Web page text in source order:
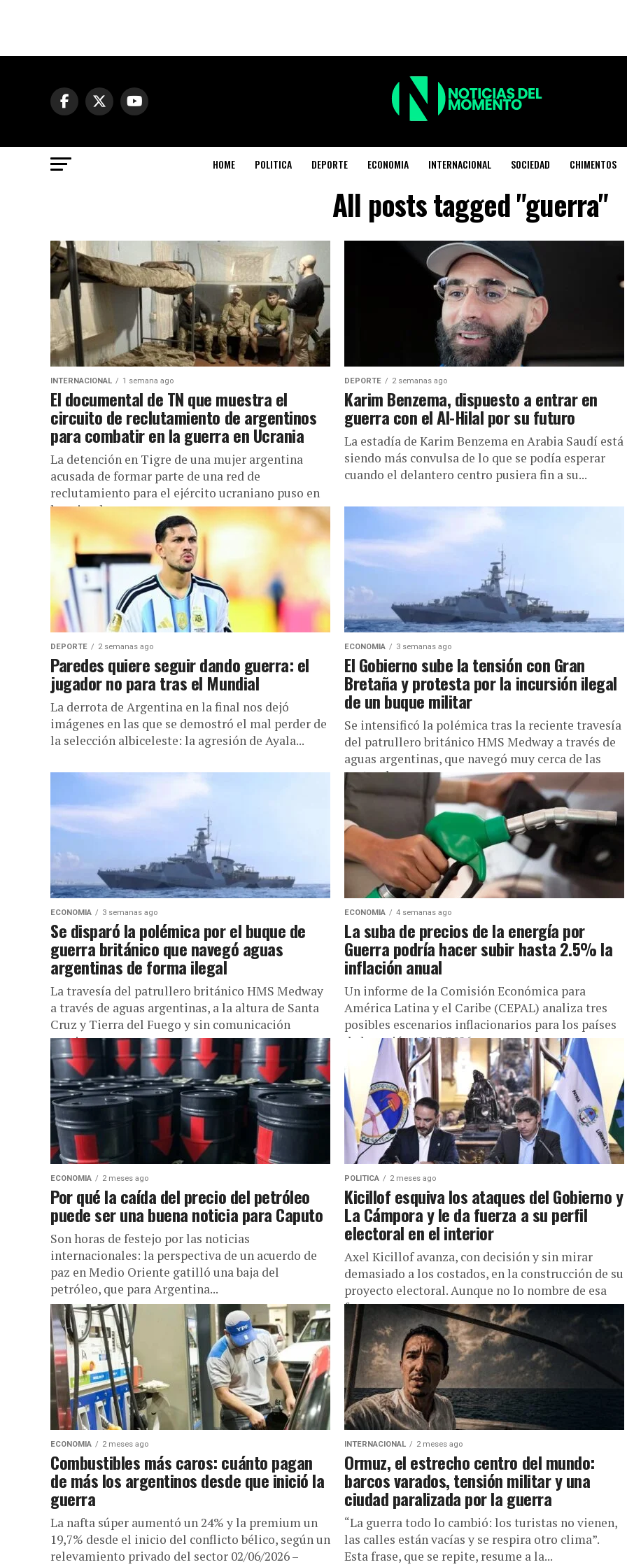
HOME POLITICA DEPORTE ECONOMIA INTERNACIONAL SOCIEDAD CHIMENTOS
All posts tagged "guerra"
INTERNACIONAL 1 semana ago
El documental de TN que muestra el
circuito de reclutamiento de argentinos
para combatir en la guerra en Ucrania
La detención en Tigre de una mujer argentina
acusada de formar parte de una red de
reclutamiento para el ejército ucraniano puso en
los ojos de...
DEPORTE 2 semanas ago
Karim Benzema, dispuesto a entrar en
guerra con el Al-Hilal por su futuro
La estadía de Karim Benzema en Arabia Saudí está
siendo más convulsa de lo que se podía esperar
cuando el delantero centro pusiera fin a su...
DEPORTE 2 semanas ago
Paredes quiere seguir dando guerra: el
jugador no para tras el Mundial
La derrota de Argentina en la final nos dejó
imágenes en las que se demostró el mal perder de
la selección albiceleste: la agresión de Ayala...
ECONOMIA 3 semanas ago
El Gobierno sube la tensión con Gran
Bretaña y protesta por la incursión ilegal
de un buque militar
Se intensificó la polémica tras la reciente travesía
del patrullero británico HMS Medway a través de
aguas argentinas, que navegó muy cerca de las
costas de...
ECONOMIA 3 semanas ago
Se disparó la polémica por el buque de
guerra británico que navegó aguas
argentinas de forma ilegal
La travesía del patrullero británico HMS Medway
a través de aguas argentinas, a la altura de Santa
Cruz y Tierra del Fuego y sin comunicación
previa...
ECONOMIA 4 semanas ago
La suba de precios de la energía por
Guerra podría hacer subir hasta 2.5% la
inflación anual
Un informe de la Comisión Económica para
América Latina y el Caribe (CEPAL) analiza tres
posibles escenarios inflacionarios para los países
de la región 12/07/2026 –...
ECONOMIA 2 meses ago
Por qué la caída del precio del petróleo
puede ser una buena noticia para Caputo
Son horas de festejo por las noticias
internacionales: la perspectiva de un acuerdo de
paz en Medio Oriente gatilló una baja del
petróleo, que para Argentina...
POLITICA 2 meses ago
Kicillof esquiva los ataques del Gobierno y
La Cámpora y le da fuerza a su perfil
electoral en el interior
Axel Kicillof avanza, con decisión y sin mirar
demasiado a los costados, en la construcción de su
proyecto electoral. Aunque no lo nombre de esa
forma....
ECONOMIA 2 meses ago
Combustibles más caros: cuánto pagan
de más los argentinos desde que inició la
guerra
La nafta súper aumentó un 24% y la premium un
19,7% desde el inicio del conflicto bélico, según un
relevamiento privado del sector 02/06/2026 –
INTERNACIONAL 2 meses ago
Ormuz, el estrecho centro del mundo:
barcos varados, tensión militar y una
ciudad paralizada por la guerra
“La guerra todo lo cambió: los turistas no vienen,
las calles están vacías y se respira otro clima”.
Esta frase, que se repite, resume a la...